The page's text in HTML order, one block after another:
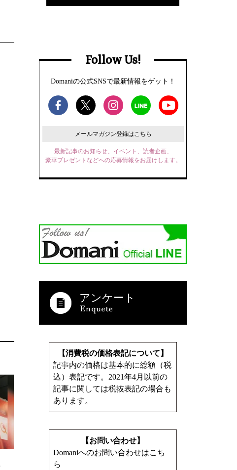
Follow Us!
Domaniの公式SNSで最新情報をゲット！
メールマガジン登録はこちら
最新記事のお知らせ、イベント、読者企画、
豪華プレゼントなどへの応募情報をお届けします。
アンケート
【消費税の価格表記について】
記事内の価格は基本的に総額（税
込）表記です。2021年4月以前の
記事に関しては税抜表記の場合も
あります。
【お問い合わせ】
Domaniへのお問い合わせはこち
ら